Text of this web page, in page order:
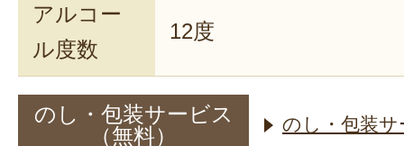
アルコー
ル度数
12度
のし・包装サービス
（無料）
のし・包装